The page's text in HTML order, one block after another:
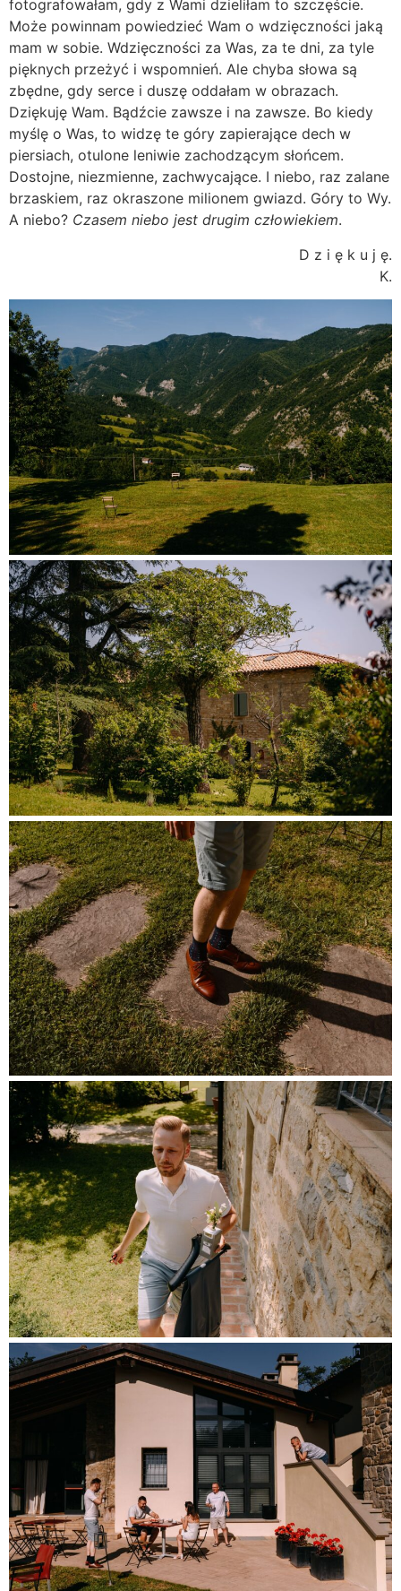
fotografowałam, gdy z Wami dzieliłam to szczęście.
Może powinnam powiedzieć Wam o wdzięczności jaką
mam w sobie. Wdzięczności za Was, za te dni, za tyle
pięknych przeżyć i wspomnień. Ale chyba słowa są
zbędne, gdy serce i duszę oddałam w obrazach.
Dziękuję Wam. Bądźcie zawsze i na zawsze. Bo kiedy
myślę o Was, to widzę te góry zapierające dech w
piersiach, otulone leniwie zachodzącym słońcem.
Dostojne, niezmienne, zachwycające. I niebo, raz zalane
brzaskiem, raz okraszone milionem gwiazd. Góry to Wy.
A niebo? Czasem niebo jest drugim człowiekiem.
D z i ę k u j ę.
K.